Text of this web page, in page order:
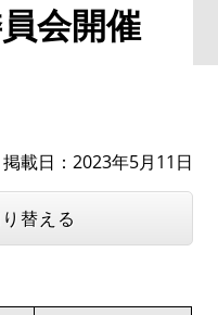
会開催
掲載日 2023年5月11日
替える